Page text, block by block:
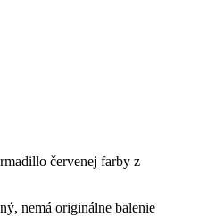
červenej farby z
nemá originálne balenie